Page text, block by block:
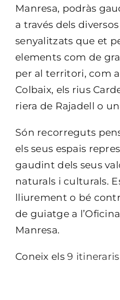
Manresa, podràs
a través dels
senyalitzats que et
elements com de
per al territori, com
Colbaix, els rius
riera de Rajadell o
Són recorreguts
els seus espais
gaudint dels seus
naturals i culturals.
lliurement o bé
de guiatge a
Manresa.
Coneix els9 itineraris